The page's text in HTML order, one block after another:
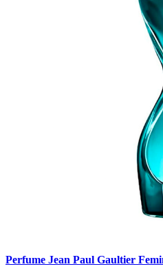
Perfume Jean Paul Gaultier